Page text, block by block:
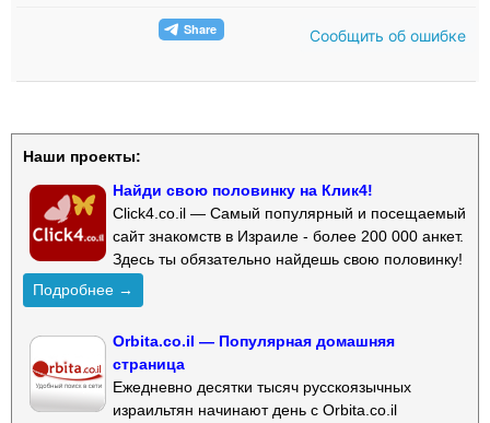
Сообщить об ошибке
Наши проекты:
Найди свою половинку на Клик4!
Click4.co.il — Самый популярный и посещаемый
сайт знакомств в Израиле - более 200 000 анкет.
Здесь ты обязательно найдешь свою половинку!
Подробнее →
Orbita.co.il — Популярная домашняя
страница
Ежедневно десятки тысяч русскоязычных
израильтян начинают день с Orbita.co.il